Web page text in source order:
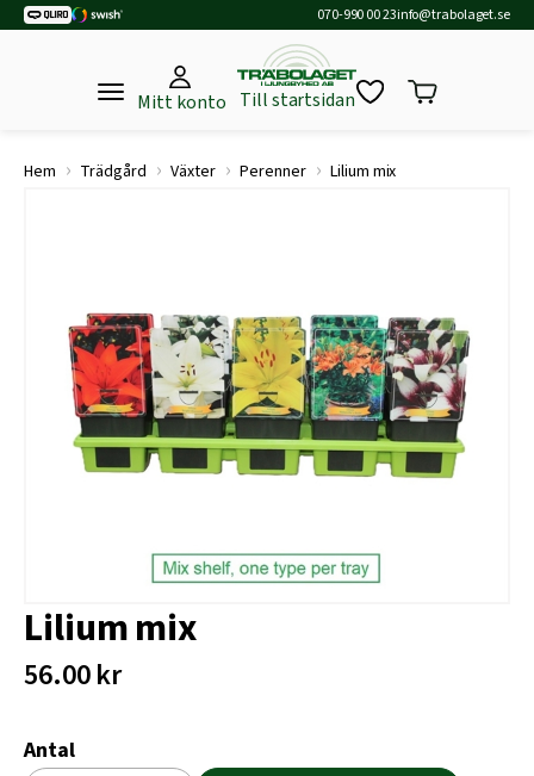
070-990 00 23info@trabolaget.se
Mitt konto Till startsidan
Hem › Trädgård › Växter › Perenner › Lilium mix
Lilium mix
56.00kr
Antal